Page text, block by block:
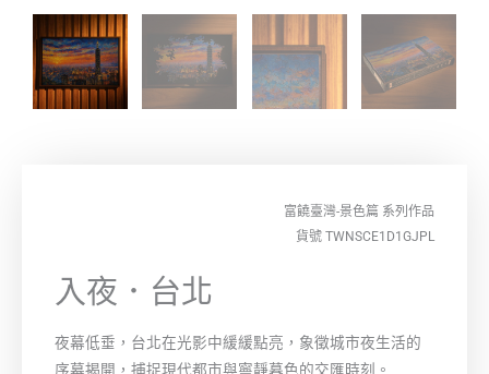
富饒臺灣-景色篇 系列作品
貨號 TWNSCE1D1GJPL
入夜．台北
夜幕低垂，台北在光影中緩緩點亮，象徵城市夜生活的
序幕揭開，捕捉現代都市與寧靜暮色的交匯時刻。